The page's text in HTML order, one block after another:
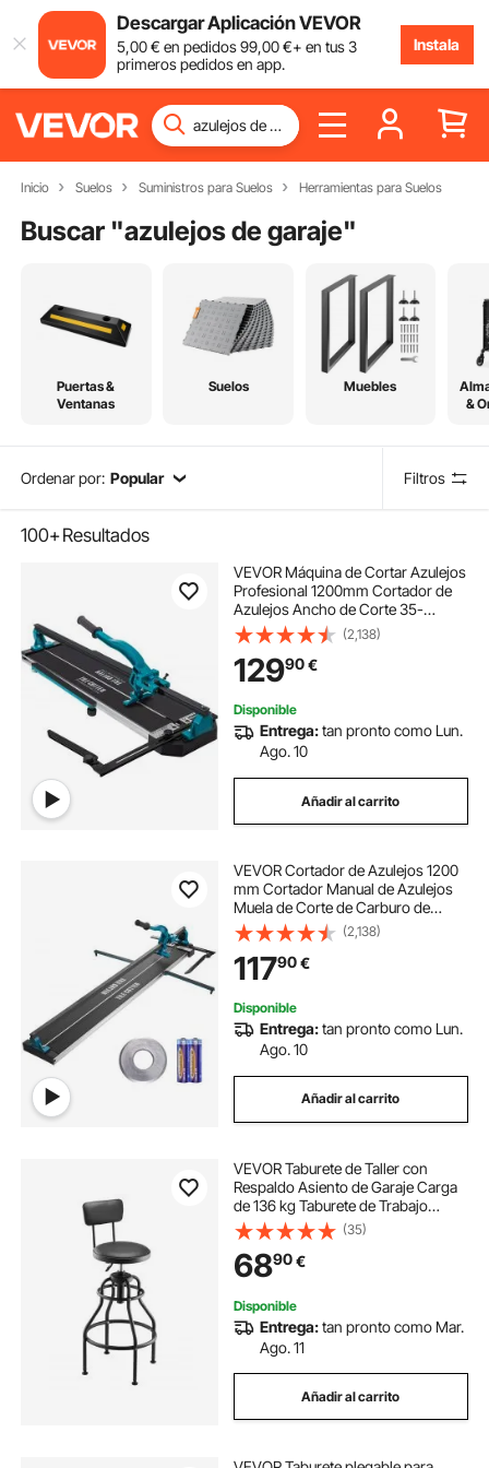
Descargar Aplicación VEVOR
5,00€ en pedidos99,00€+ en tus 3
primeros pedidos en app.
Instala
Inicio Suelos Suministros para Suelos Herramientas para Suelos
Buscar "azulejos de garaje"
Puertas &
Ventanas
Suelos Muebles
&
Ordenar por: Popular Filtros
100+Resultados
VEVOR Máquina de Cortar Azulejos
Profesional 1200mm Cortador de
Azulejos Ancho de Corte 35-
1200 mm Cortadora de Piso
Laminado Espesor de Corte 6-
15 mm Cortador Manual de
Azulejos de Aluminio Corte
(2,138)
12990€
Disponible
Entrega:tan pronto como Lun.
Ago. 10
Añadir al carrito
VEVOR Cortador de Azulejos 1200
mm Cortador Manual de Azulejos
Muela de Corte de Carburo de
Tungsteno Posicionamiento por
Infrarrojos Pies Antideslizantes
para Instaladores Profesionales
Principiantes
(2,138)
11790€
Disponible
Entrega:tan pronto como Lun.
Ago. 10
Añadir al carrito
VEVOR Taburete de Taller con
Respaldo Asiento de Garaje Carga
de 136 kg Taburete de Trabajo
Altura Ajustable 103-114 cm
Giratorio de 360° para Garaje,
Taller, Reparación de Automóviles,
Negro
(35)
6890€
Disponible
Entrega:tan pronto como Mar.
Ago. 11
Añadir al carrito